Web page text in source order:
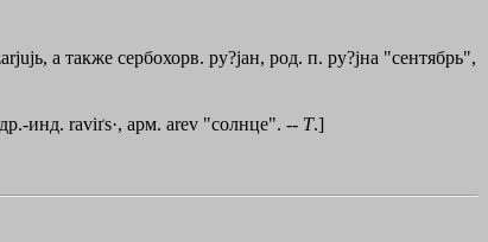
а также сербохорв. ру?jан, род. п. ру?jна "сентябрь",
инд. raviґs·, арм. аrеv "солнце". -- Т.]